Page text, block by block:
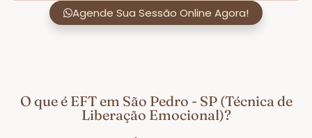
Agende Sua Sessão Online Agora!
O que é EFT em São Pedro - SP (Técnica de
Liberação Emocional)?